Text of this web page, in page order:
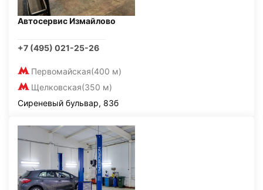
Автосервис Измайлово
+7 (495) 021-25-26
Первомайская(400 м)
Щелковская(350 м)
Сиреневый бульвар, 83б